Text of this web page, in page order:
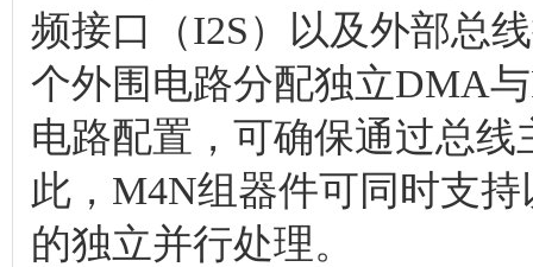
频接口（I2S）以及外部总
个外围电路分配独立DMA
电路配置，可确保通过总
此，M4N组器件可同时支
的独立并行处理。